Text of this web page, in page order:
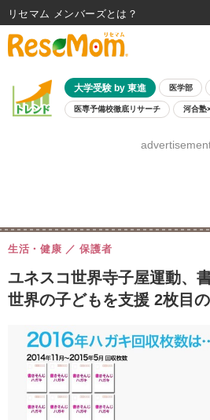
大学受験 by 東進 医学部
医専予備校徹底リサーチ 河合塾
8月開催学校説明会・相
ユネスコ世界寺子屋運動、
世界の子どもを支援 2枚目
生活・健康 保護者
リセマム メンバーズ